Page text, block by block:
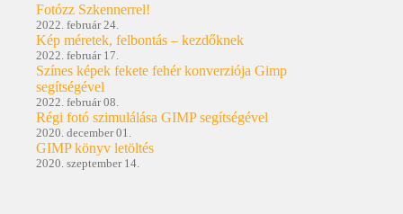
Fotózz Szkennerrel!
2022. február 24.
Kép méretek, felbontás – kezdőknek
2022. február 17.
Színes képek fekete fehér konverziója Gimp
segítségével
2022. február 08.
Régi fotó szimulálása GIMP segítségével
2020. december 01.
GIMP könyv letöltés
2020. szeptember 14.